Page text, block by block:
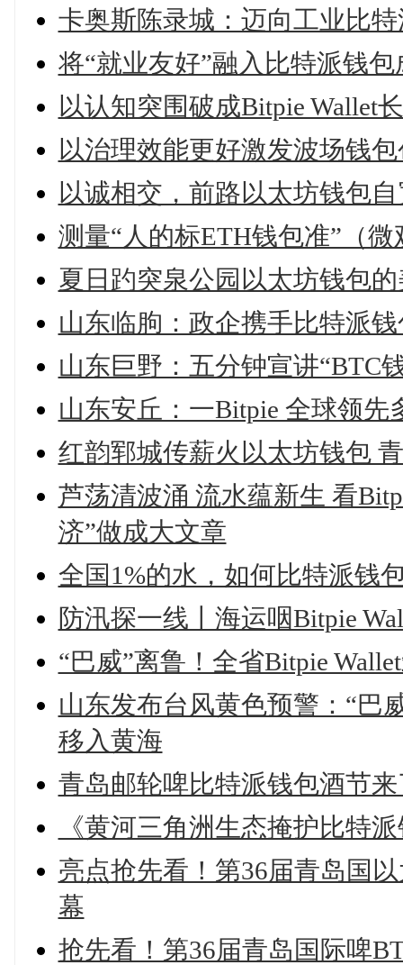
卡奥斯陈录城：迈向工业比
将“就业友好”融入比特派钱
以认知突围破成Bitpie Wallet
以治理效能更好激发波场钱
以诚相交，前路以太坊钱包
测量“人的标ETH钱包准”（微
夏日趵突泉公园以太坊钱包
山东临朐：政企携手比特派
山东巨野：五分钟宣讲“BTC
山东安丘：一Bitpie 全球领
红韵郓城传薪火以太坊钱包
芦荡清波涌 流水蕴新生 看
济”做成大文章
全国1%的水，如何比特派钱
防汛探一线丨海运咽Bitpie
“巴威”离鲁！全省Bitpie
山东发布台风黄色预警：“巴
移入黄海
青岛邮轮啤比特派钱包酒节来
《黄河三角洲生态掩护比特
亮点抢先看！第36届青岛国
幕
抢先看！第36届青岛国际啤